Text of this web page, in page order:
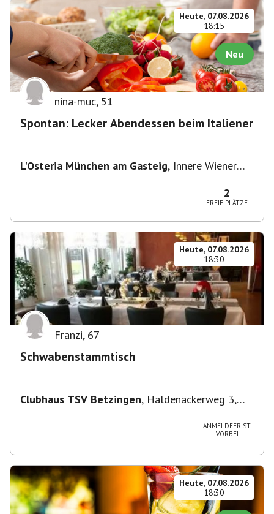
Heute, 07.08.2026
18:15
Neu
nina-muc, 51
Spontan: Lecker Abendessen beim Italiener
L'Osteria München am Gasteig, Innere Wiener
2
FREIE PLÄTZE
Heute, 07.08.2026
18:30
Franzi, 67
Schwabenstammtisch
Clubhaus TSV Betzingen, Haldenäckerweg 3,
ANMELDEFRIST
VORBEI
Heute, 07.08.2026
18:30